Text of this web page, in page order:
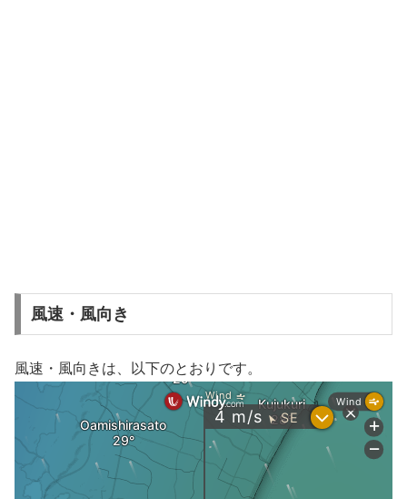
風速・風向き
風速・風向きは、以下のとおりです。